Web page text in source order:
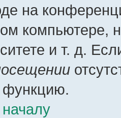
на
компьютере,
и т. д.
функцию.